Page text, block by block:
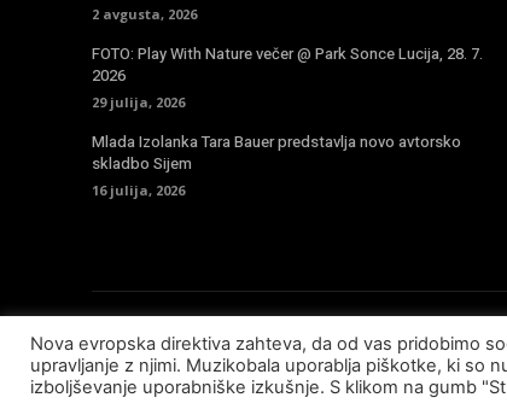
2 avgusta, 2026
FOTO: Play With Nature večer @ Park Sonce Lucija, 28. 7.
2026
29 julija, 2026
Mlada Izolanka Tara Bauer predstavlja novo avtorsko
skladbo Sijem
16 julija, 2026
© Copyright - Muzikobala 2023 - Created byBaleynet
Nova evropska direktiva zahteva, da od vas pridobimo
upravljanje z njimi. Muzikobala uporablja piškotke, ki so
izboljševanje uporabniške izkušnje. S klikom na gumb